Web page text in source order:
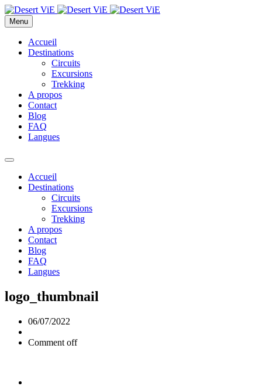
Menu
Accueil
Destinations
Circuits
Excursions
Trekking
A propos
Contact
Blog
FAQ
Langues
Accueil
Destinations
Circuits
Excursions
Trekking
A propos
Contact
Blog
FAQ
Langues
logo_thumbnail
06/07/2022
Comment off